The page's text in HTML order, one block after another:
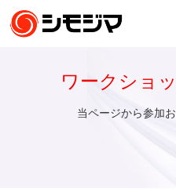
ワークショ
当ページから参加